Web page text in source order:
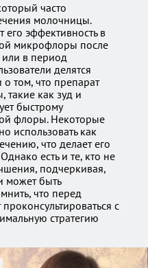
часто
молочницы.
эффективность в
микрофлоры после
в период
делятся
том, что препарат
такие как зуд и
быстрому
флоры. Некоторые
использовать как
что делает его
есть и те, кто не
подчеркивая,
может быть
что перед
с
стратегию